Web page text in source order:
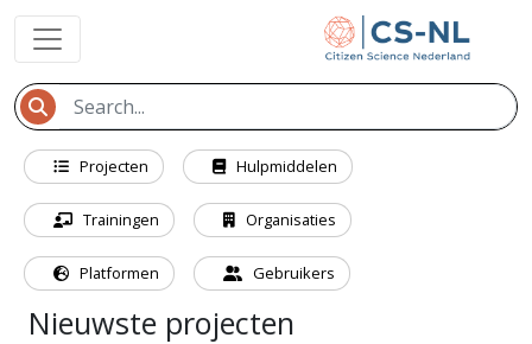
Projecten Hulpmiddelen
Trainingen Organisaties
Platformen Gebruikers
Nieuwste projecten